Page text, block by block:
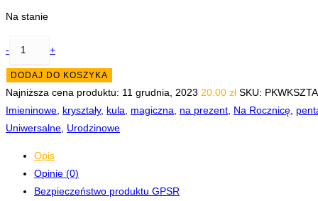
Na stanie
Magiczna
Kula
księżyc
1
- +
DODAJ DO KOSZYKA
Najniższa cena produktu: 11 grudnia, 2023 20.00 zł SKU:
Imieninowe kryształy, kula magiczna na prezent Na Rocznicę
Uniwersalne Urodzinowe
Opis
Opinie (0)
Bezpieczeństwo produktu GPSR